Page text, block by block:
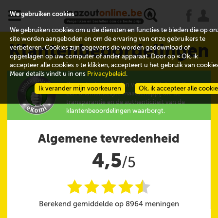
x
Klantenbeoordelingen
De evaluaties worden verzameld door eKomi,
een onafhankelijke maatschappij die de
transparantie en de authenticiteit van de
klantenbeoordelingen waarborgt.
Algemene tevredenheid
4,5/5
iiiii
@
Berekend gemiddelde op 8964 meningen
We gebruiken cookies
We gebruiken cookies om u de diensten en functies te bieden die op
site worden aangeboden en om de ervaring van onze gebruikers te
verbeteren. Cookies zijn gegevens die worden gedownload of
opgeslagen op uw computer of ander apparaat. Door op « Ok, ik
accepteer alle cookies » te klikken, accepteert u het gebruik van
Meer details vindt u in ons Privacybeleid .
Ok, ik accepteer alle
Ik verander mijn voorkeuren